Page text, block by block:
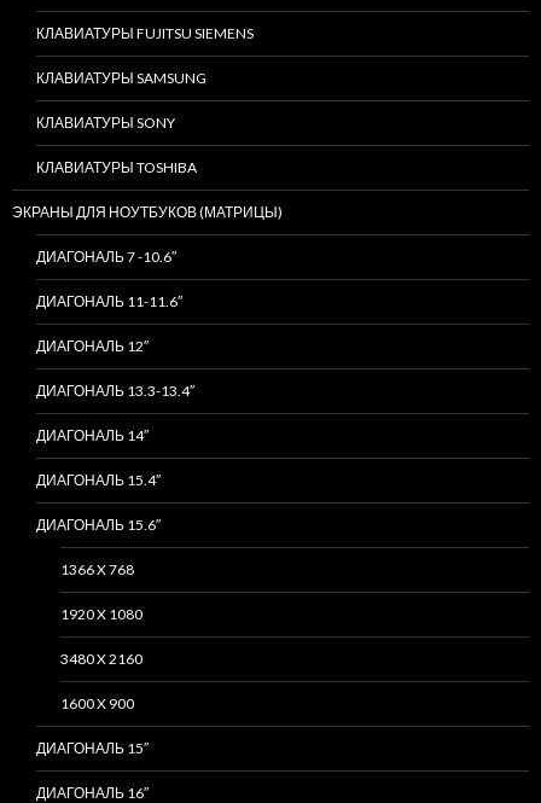
КЛАВИАТУРЫ FUJITSU SIEMENS
КЛАВИАТУРЫ SAMSUNG
КЛАВИАТУРЫ SONY
КЛАВИАТУРЫ TOSHIBA
ЭКРАНЫ ДЛЯ НОУТБУКОВ (МАТРИЦЫ)
ДИАГОНАЛЬ 7 -10.6″
ДИАГОНАЛЬ 11-11.6″
ДИАГОНАЛЬ 12″
ДИАГОНАЛЬ 13.3-13.4″
ДИАГОНАЛЬ 14″
ДИАГОНАЛЬ 15.4″
ДИАГОНАЛЬ 15.6″
1366 X 768
1920 X 1080
3480 X 2160
1600 X 900
ДИАГОНАЛЬ 15″
ДИАГОНАЛЬ 16″